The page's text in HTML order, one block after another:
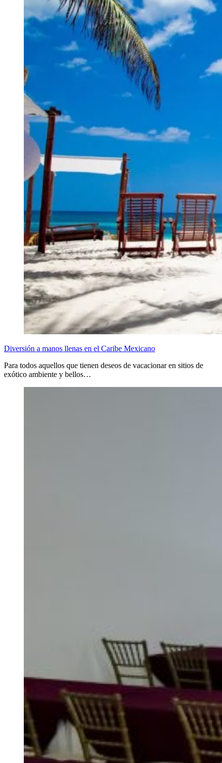
Diversión a manos llenas en el Caribe Mexicano
Para todos aquellos que tienen deseos de vacacionar en sitios de
exótico ambiente y bellos…